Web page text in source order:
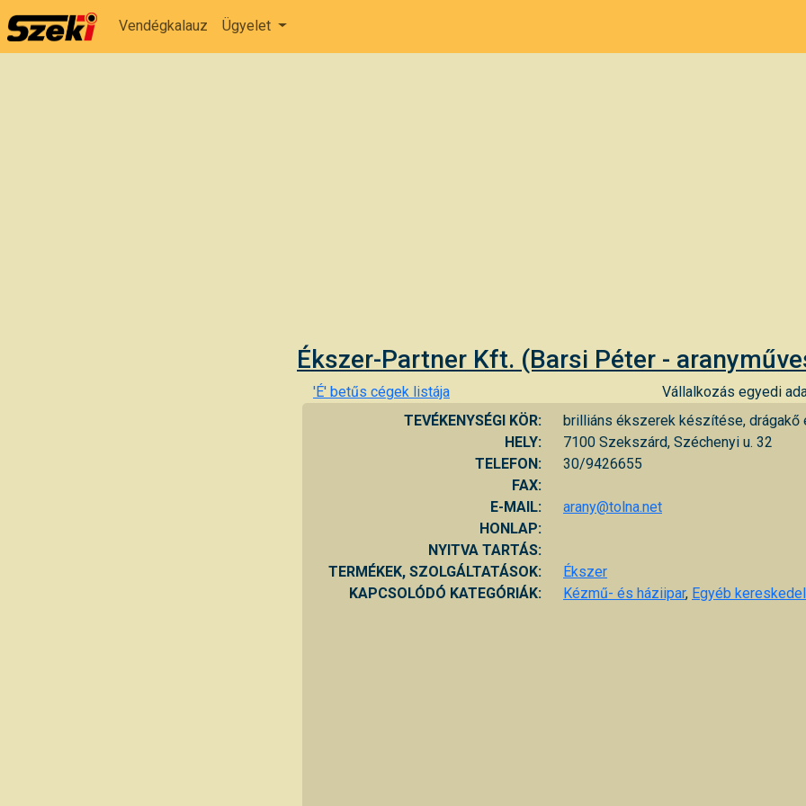
Vendégkalauz Ügyelet
Ékszer-Partner Kft. (Barsi Péter -
'É' betűs cégek listája
Vállalkozás egyedi
TEVÉKENYSÉGI KÖR:
brilliáns ékszerek készítése, drágakő
HELY:
7100 Szekszárd, Széchenyi u. 32
TELEFON:
30/9426655
FAX:
E-MAIL:
arany@tolna.net
HONLAP:
NYITVA TARTÁS:
TERMÉKEK, SZOLGÁLTATÁSOK:
Ékszer
KAPCSOLÓDÓ KATEGÓRIÁK:
Kézmű- és háziipar, Egyéb